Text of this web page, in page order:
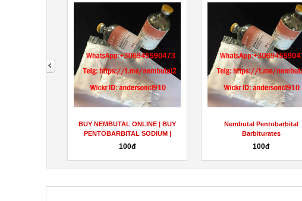
BUY NEMBUTAL ONLINE | BUY
PENTOBARBITAL SODIUM |
BUY...
100đ
Nembutal Pentobarbital
Barbiturates
100đ
next